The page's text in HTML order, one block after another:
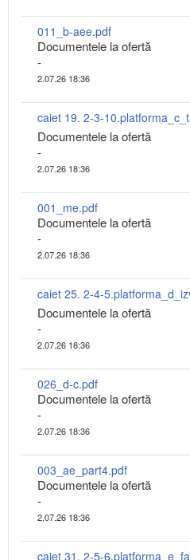
011_b-aee.pdf
Documentele la ofertă
-
2.07.26 18:36
Documentele la ofertă
-
2.07.26 18:36
001_me.pdf
Documentele la ofertă
-
2.07.26 18:36
Documentele la ofertă
-
2.07.26 18:36
026_d-c.pdf
Documentele la ofertă
-
2.07.26 18:36
003_ae_part4.pdf
Documentele la ofertă
-
2.07.26 18:36